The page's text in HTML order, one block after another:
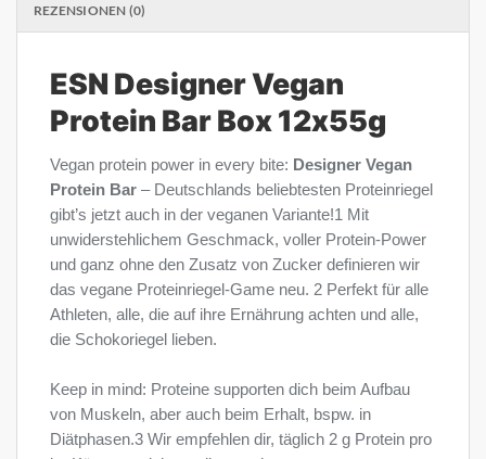
REZENSIONEN (0)
ESN Designer Vegan
Protein Bar Box 12x55g
Vegan protein power in every bite: Designer Vegan
Protein Bar – Deutschlands beliebtesten Proteinriegel
gibt’s jetzt auch in der veganen Variante!1 Mit
unwiderstehlichem Geschmack, voller Protein-Power
und ganz ohne den Zusatz von Zucker definieren wir
das vegane Proteinriegel-Game neu. 2 Perfekt für alle
Athleten, alle, die auf ihre Ernährung achten und alle,
die Schokoriegel lieben.
Keep in mind: Proteine supporten dich beim Aufbau
von Muskeln, aber auch beim Erhalt, bspw. in
Diätphasen.3 Wir empfehlen dir, täglich 2 g Protein pro